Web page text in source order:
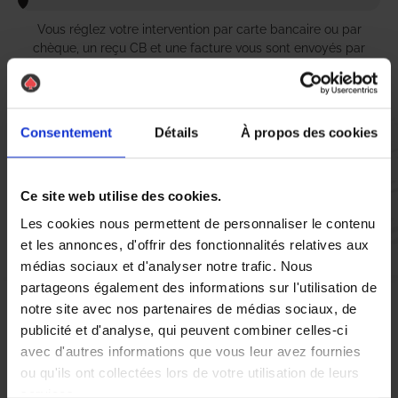
Consentement Détails À propos des cookies
Ce site web utilise des cookies.
Les cookies nous permettent de personnaliser le contenu
et les annonces, d'offrir des fonctionnalités relatives aux
médias sociaux et d'analyser notre trafic. Nous
partageons également des informations sur l'utilisation de
notre site avec nos partenaires de médias sociaux, de
publicité et d'analyse, qui peuvent combiner celles-ci
avec d'autres informations que vous leur avez fournies
ou qu'ils ont collectées lors de votre utilisation de leurs
Vous réglez votre intervention par carte bancaire ou par
chèque, un reçu CB et une facture vous sont envoyés par
Etape 5 :
Vous recevez une demande d’évaluation de votre expérience
avec l’équipe AS DE PIC.
Nous avons pensé à tout
À Meylan, la lutte contre les nuisibles, notamment les punaises